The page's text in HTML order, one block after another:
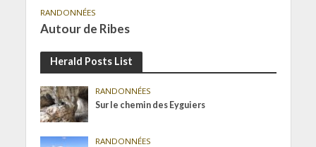
RANDONNÉES
Autour de Ribes
Herald Posts List
RANDONNÉES
Sur le chemin des Eyguiers
RANDONNÉES